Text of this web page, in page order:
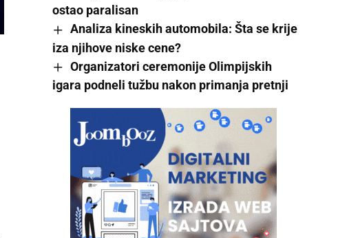
ostao paralisan
Analiza kineskih automobila: Šta se krije
iza njihove niske cene?
Organizatori ceremonije Olimpijskih
igara podneli tužbu nakon primanja pretnji